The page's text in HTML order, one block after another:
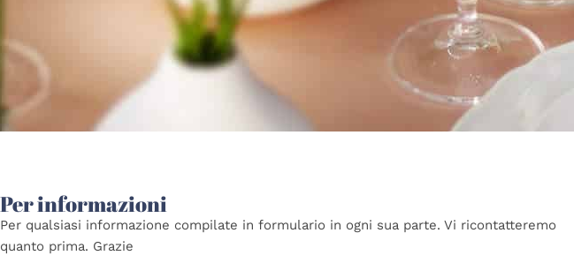
Per informazioni
Per qualsiasi informazione compilate in formulario in ogni sua parte. Vi ricontatteremo
quanto prima. Grazie